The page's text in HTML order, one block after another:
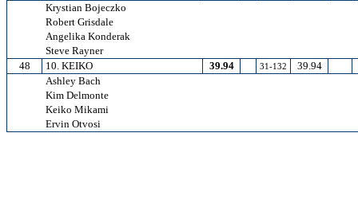
Krystian Bojeczko
Robert Grisdale
Angelika Konderak
Steve Rayner
48
10. KEIKO 39.94 31-132
39.94
Ashley Bach
Kim Delmonte
Keiko Mikami
Ervin Otvosi